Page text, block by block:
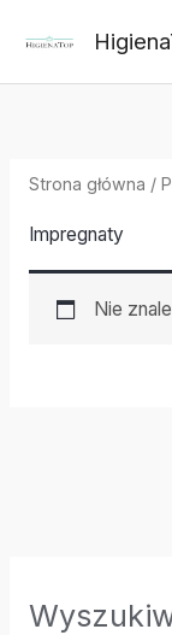
treści
Strona główna /
Impregnaty
Nie